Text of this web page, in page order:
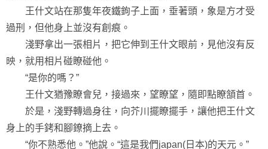
王什文站在那隻年夜鐵鉤子上面，垂著頭，象是方才受
過刑，但他身上並沒有創痕。
淺野拿出一張相片，把它伸到王什文眼前，見他沒有反
映，就用相片碰瞭碰他。
“是你的嗎？”
王什文猶豫瞭會兒，接過來，望瞭望，隨即點瞭頷首。
於是，淺野轉過身往，向芥川擺瞭擺手，讓他把王什文
身上的手銬和腳鐐摘上去。
“你不熟悉他。”他說。“這是我們japan(日本)的天元。”